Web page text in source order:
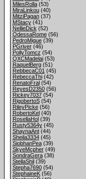
MilesRolla(53)
MiraLinkou(40)
MitziPagan(37)
MStacy(41)
NellieDick (52)
OdessaRome(56)
PedroMigue(39)
PGriver(46)
PollyTomcz (54)
QXCMadelai(53)
RaquelBerg(51)
RebbecaC01 (45)
RebeccaThi(42)
RenatoFral(54)
ReyesD2350(56)
Rickey7037(54)
RigobertoS(54)
RileyPicke(56)
RobertoKel(40)
RosellaHol(39)
Rusty5364y(45)
ShaynaAnt(44)
Sheila3334(45)
SiobhanPea(39)
SkyeMcpher(49)
SondraGera(38)
StellaShil(39)
Stepha7690(54)
StephaineK(56)